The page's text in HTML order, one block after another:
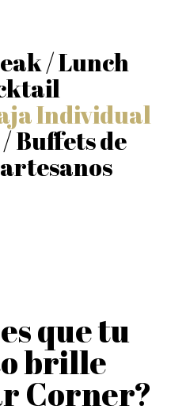
/ Lunch
Individual
Buffets de
que tu
brille
Corner?